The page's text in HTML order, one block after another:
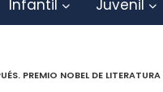
Infantil Juvenil
PREMIO NOBEL DE